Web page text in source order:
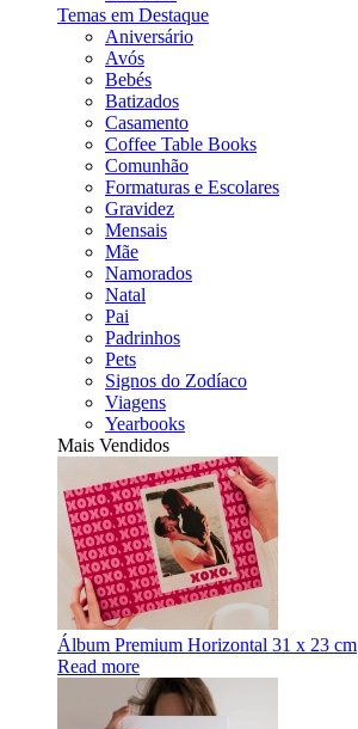
Temas em Destaque
Aniversário
Avós
Bebés
Batizados
Casamento
Coffee Table Books
Comunhão
Formaturas e Escolares
Gravidez
Mensais
Mãe
Namorados
Natal
Pai
Padrinhos
Pets
Signos do Zodíaco
Viagens
Yearbooks
Mais Vendidos
Álbum Premium Horizontal 31 x 23 cm
Read more